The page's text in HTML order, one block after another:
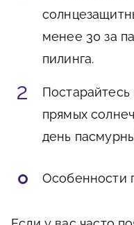
менее 30 за
пилинга.
Постарайтесь
прямых
день
Особенности